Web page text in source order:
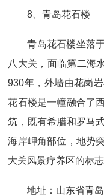
8、青岛花石楼
青岛花石楼坐落
八大关，面临第二海
930年，外墙由花岗
花石楼是一幢融合了
筑，既有希腊和罗马
海岸岬角部位，地势
大关风景疗养区的标志
地址：山东省青